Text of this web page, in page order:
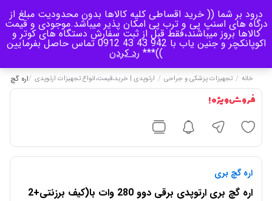
منو
0
خانه / تجهیزات پزشکی و جراحی / ارتوپدی | خرید،قیمت،انواع تجهیزات ارتوپدی /اره گچ بری
فروش ویژه !
اره گچ بری
اره گچ بری ارتوپدی برقی دوو 280 وات با(کیف برزنتی+2
درود بر شما (( خرید اقساطی کلیه کالاها بدون محدودیت مبلغ از
درگاه های اسنپ پی و ترب پی امکان پذیر میباشد.موجودی و قیمت
کالاها بروز میباشند،فقط قبل از ثبت سفارش دستگاه های کوتر و
اکوپانکچر و جنین یاب با 942 43 43 0912 تماس حاصل بفرمایین
))*** رد کردن